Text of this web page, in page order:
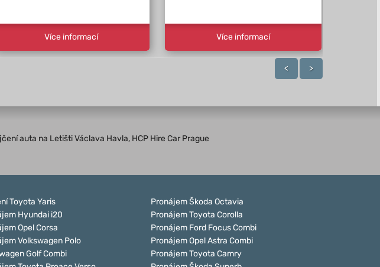
Více informací Více informací
< >
auta na Letišti Václava Havla, HCP Hire Car Prague
Toyota Yaris
Hyundai i20
Opel Corsa
Volkswagen Polo
Golf Combi
Pronájem Škoda Octavia
Pronájem Toyota Corolla
Pronájem Ford Focus Combi
Pronájem Opel Astra Combi
Pronájem Toyota Camry